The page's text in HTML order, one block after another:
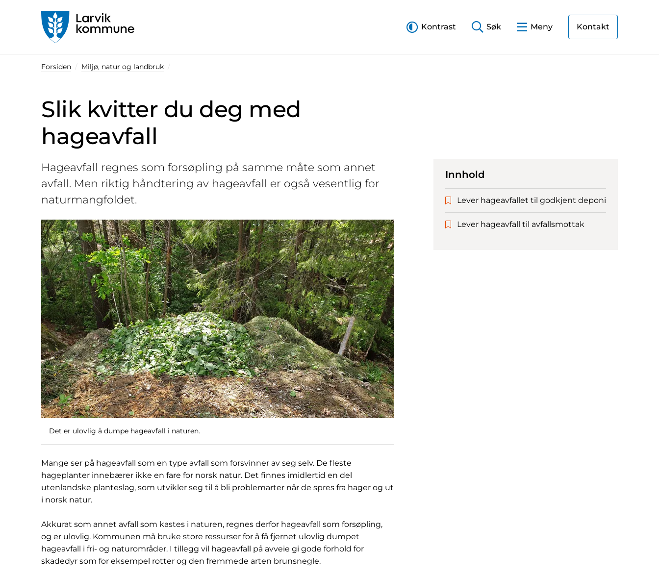
Kontrast Søk Meny Kontakt
Forsiden Miljø, natur og landbruk
Slik kvitter du deg med
hageavfall
Innhold
Lever hageavfallet til godkjent deponi
Lever hageavfall til avfallsmottak
Hageavfall regnes som forsøpling på samme måte som annet
avfall. Men riktig håndtering av hageavfall er også vesentlig for
naturmangfoldet.
Det er ulovlig å dumpe hageavfall i naturen.
Mange ser på hageavfall som en type avfall som forsvinner av seg selv. De fleste
hageplanter innebærer ikke en fare for norsk natur. Det finnes imidlertid en del
utenlandske planteslag, som utvikler seg til å bli problemarter når de spres fra hager og ut
i norsk natur.
Akkurat som annet avfall som kastes i naturen, regnes derfor hageavfall som forsøpling,
og er ulovlig. Kommunen må bruke store ressurser for å få fjernet ulovlig dumpet
hageavfall i fri- og naturområder. I tillegg vil hageavfall på avveie gi gode forhold for
skadedyr som for eksempel rotter og den fremmede arten brunsnegle.